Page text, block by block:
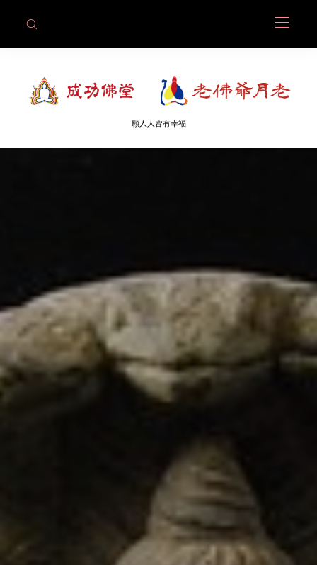
願人人皆有幸福